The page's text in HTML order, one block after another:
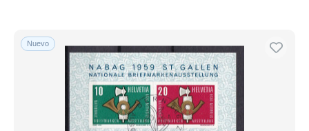
Nuevo